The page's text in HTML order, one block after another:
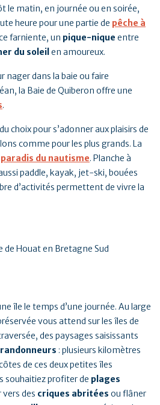
le matin, en journée ou en soirée,
heure pour une partie de pêche à
farniente, un pique-nique entre
du soleil en amoureux.
nager dans la baie ou faire
la Baie de Quiberon offre une
.
choix pour s’adonner aux plaisirs de
comme pour les plus grands. La
paradis du nautisme. Planche à
paddle, kayak, jet-ski, bouées
d’activités permettent de vivre la
île le temps d’une journée. Au large
vous attend sur les îles de
des paysages saisissants
randonneurs : plusieurs kilomètres
de ces deux petites îles
souhaitiez profiter de plages
vers des criques abritées ou flâner